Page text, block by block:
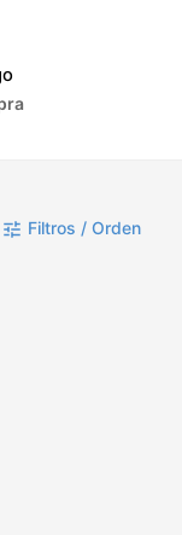
tune Filtros / Orden